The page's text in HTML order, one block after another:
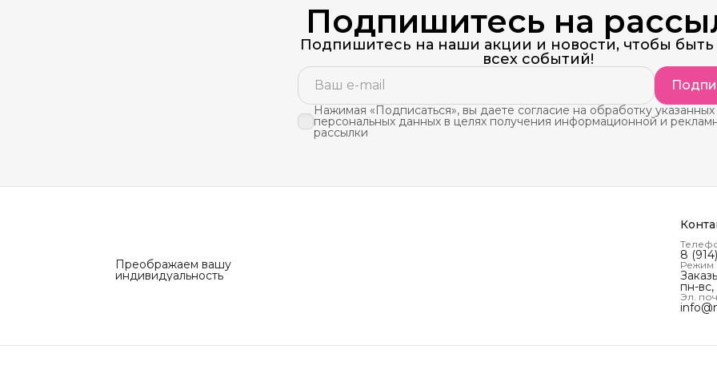
Подпишитесь на
Подпишитесь на наши акции и новости, чтобы быть
всех событий!
Нажимая «Подписаться», вы даете согласие на обработку указанных
персональных данных в целях получения информационной и
рассылки
Преображаем вашу
индивидуальность
8
Режим
пн-
Эл.